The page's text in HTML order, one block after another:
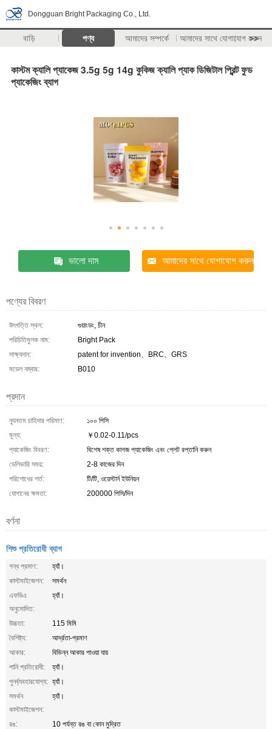
Dongguan Bright Packaging Co., Ltd.
বাড়ি পণ্য আমাদের সম্পর্কে আমাদের সাথে যোগাযোগ করুন
>>
কাস্টম ক্যালি প্যাকেজ 3.5g 5g 14g কুকিজ ক্যালি প্যাক ডিজিটাল প্রিন্ট ফুড
প্যাকেজিং ব্যাগ
ভালো দাম আমাদের সাথে যোগাযোগ করুন
পণ্যের বিবরণ
উৎপত্তি স্থল:
গুয়াংডং, চীন
পরিচিতিমুলক নাম:
Bright Pack
সাক্ষ্যদান:
patent for invention、BRC、GRS
মডেল নম্বার:
B010
প্রদান
ন্যূনতম চাহিদার পরিমাণ:
১০০ পিসি
মূল্য:
￥0.02-0.11/pcs
প্যাকেজিং বিবরণ:
বিশেষ শক্ত কাগজ প্যাকেজিং এবং প্লেট রপ্তানি করুন
ডেলিভারি সময়:
2-8 কাজের দিন
পরিশোধের শর্ত:
টি/টি, ওয়েস্টার্ন ইউনিয়ন
যোগানের ক্ষমতা:
200000 পিসি/দিন
বর্ণনা
শিশু প্রতিরোধী ব্যাগ
গন্ধ প্রমাণ:
হ্যাঁ।
কাস্টমাইজেশন:
সমর্থন
এফডিএ
অনুমোদিত:
হ্যাঁ।
উচ্চতা:
115 মিমি
বৈশিষ্ট্য:
আর্দ্রতা-প্রমাণ
আকার:
বিভিন্ন আকার পাওয়া যায়
পানি প্রতিরোধী:
হ্যাঁ।
পুনর্ব্যবহারযোগ্য: হ্যাঁ।
সমর্থন
কাস্টমাইজেশন:
হ্যাঁ।
রঙ:
10 পর্যন্ত রঙ বা কোন মুদ্রিত